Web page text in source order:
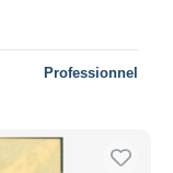
Professionnel